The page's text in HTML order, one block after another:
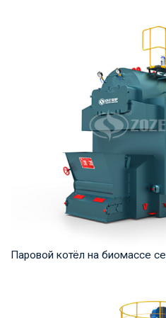
продукта: 20-75 т/ч Температура
Паровой котёл на биомассе
продукта: 2 – 20 т/ч